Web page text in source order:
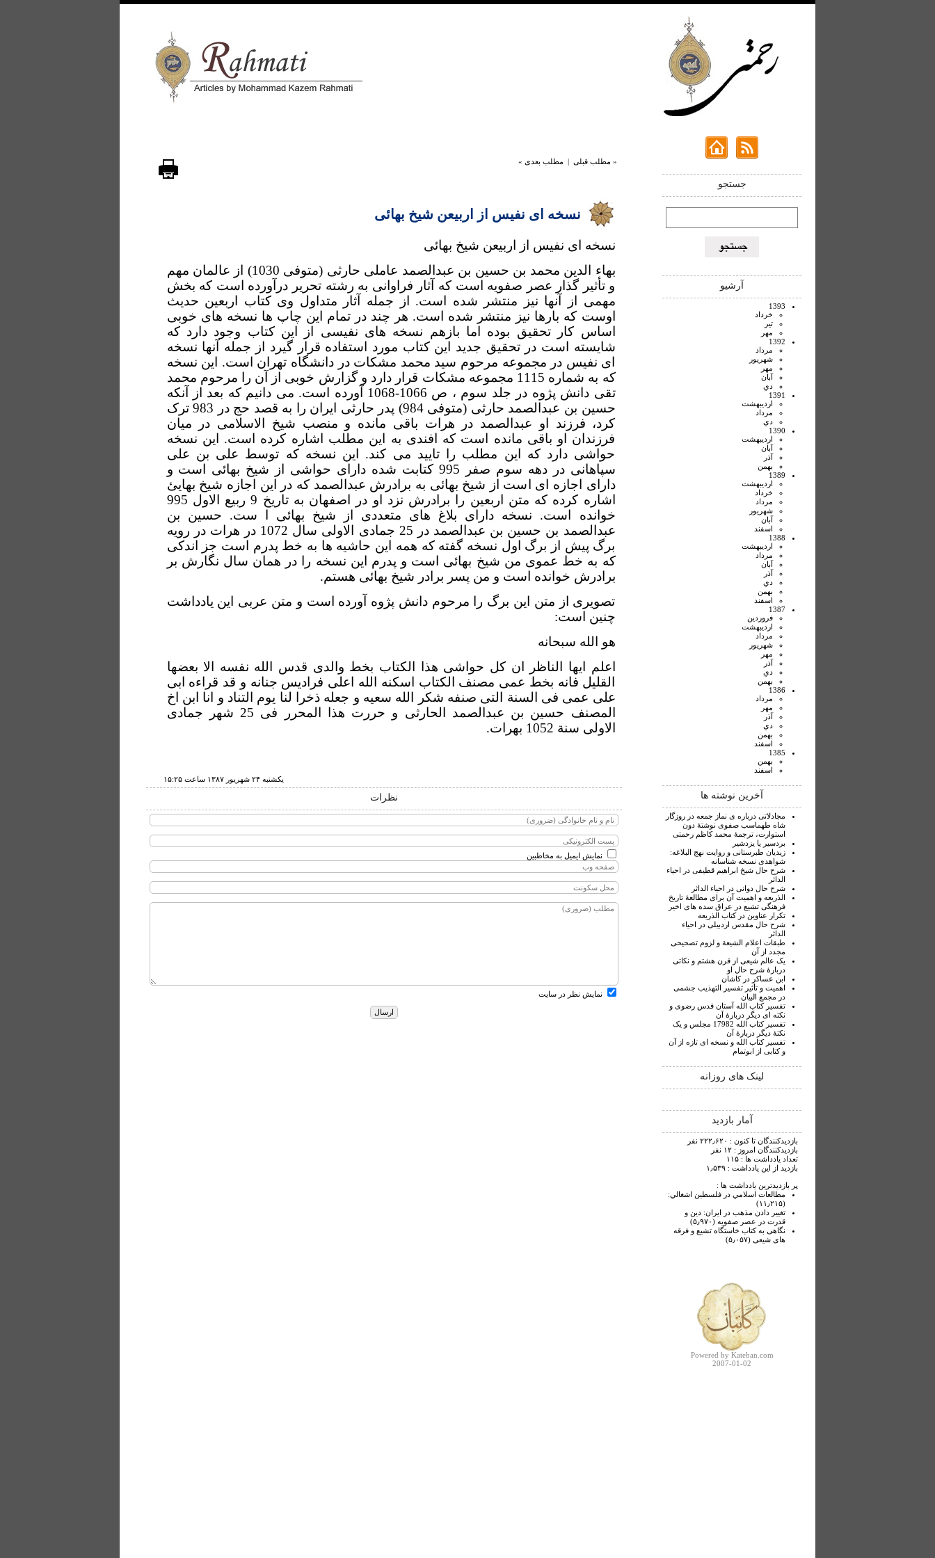
جستجو
آرشیو
1393
خرداد
تير
مهر
1392
مرداد
شهريور
مهر
آبان
دي
1391
ارديبهشت
مرداد
دي
1390
ارديبهشت
آبان
آذر
بهمن
1389
ارديبهشت
خرداد
مرداد
شهريور
آبان
اسفند
1388
ارديبهشت
مرداد
آبان
آذر
دي
بهمن
اسفند
1387
فروردين
ارديبهشت
مرداد
شهريور
مهر
آذر
دي
بهمن
1386
مرداد
مهر
آذر
دي
بهمن
اسفند
1385
بهمن
اسفند
آخرین نوشته ها
مجادلاتی درباره ی نماز جمعه در روزگار
شاه طهماسب صفوی نوشتۀ دون
استوارت، ترجمۀ محمد کاظم رحمتی
بردسیر یا یزدشیر
زیدیان طبرستانی و روایت نهج البلاغه:
شواهدی نسخه شناسانه
شرح حال شیخ ابراهیم قطیفی در احیاء
الداثر
شرح حال دوانی در احیاء الداثر
الذریعه و اهمیت آن برای مطالعۀ تاریخ
فرهنگی تشیع در عراق سده های اخیر
تکرار عناوین در کتاب الذریعه
شرح حال مقدس اردبیلی در احیاء
الداثر
طبقات اعلام الشیعة و لزوم تصحیحی
مجدد از آن
یک عالم شیعی از قرن هشتم و نکاتی
دربارۀ شرح حال او
ابن عساکر در کاشان
اهمیت و تأثیر تفسیر التهذیب جشمی
در مجمع البیان
تفسیر کتاب الله آستان قدس رضوی و
نکته ای دیگر دربارۀ آن
تفسیر کتاب الله 17982 مجلس و یک
نکتۀ دیگر دربارۀ آن
تفسیر کتاب الله و نسخه ای تازه از آن
و کتابی از ابوتمام
لینک های روزانه
آمار بازدید
بازدیدکنندگان تا کنون : ۲۲۲٫۶۲۰ نفر
بازدیدکنندگان امروز : ۱۲ نفر
تعداد یادداشت ها : ۱۱۵
بازدید از این یادداشت : ۱٫۵۳۹
پر بازدیدترین یادداشت ها :
مطالعات اسلامي در فلسطين اشغالي:
(۱۱٫۲۱۵)
تغيير دادن مذهب در ايران: دين و
قدرت در عصر صفويه (۵٫۹۷۰)
نگاهی به کتاب خاستگاه تشیع و فرقه
های شیعی (۵٫۰۵۷)
Powered by Kateban.com
2007-01-02
« مطلب قبلی | مطلب بعدی »
نسخه ای نفیس از اربیعن شیخ بهائی
نسخه ای نفیس از اربیعن شیخ بهائی
بهاء الدین محمد بن حسین بن عبدالصمد عاملی حارثی (متوفی 1030) از عالمان مهم
و تأثیر گذار عصر صفویه است که آثار فراوانی به رشته تحریر درآورده است که بخش
مهمی از آنها نیز منتشر شده است. از جمله آثار متداول وی کتاب اربعین حدیث
اوست که بارها نیز منتشر شده است. هر چند در تمام این چاپ ها نسخه های خوبی
اساس کار تحقیق بوده اما بازهم نسخه های نفیسی از این کتاب وجود دارد که
شایسته است در تحقیق جدید این کتاب مورد استفاده قرار گیرد از جمله آنها نسخه
ای نفیس در مجموعه مرحوم سید محمد مشکات در دانشگاه تهران است. این نسخه
که به شماره 1115 مجموعه مشکات قرار دارد و گزارش خوبی از آن را مرحوم محمد
تقی دانش پژوه در جلد سوم ، ص 1066-1068 آورده است. می دانیم که بعد از آنکه
حسین بن عبدالصمد حارثی (متوفی 984) پدر حارثی ایران را به قصد حج در 983 ترک
کرد، فرزند او عبدالصمد در هرات باقی مانده و منصب شیخ الاسلامی در میان
فرزندان او باقی مانده است که افندی به این مطلب اشاره کرده است. این نسخه
حواشی دارد که این مطلب را تایید می کند. این نسخه که توسط علی بن علی
سپاهانی در دهه سوم صفر 995 کتابت شده دارای حواشی از شیخ بهائی است و
دارای اجازه ای است از شیخ بهائی به برادرش عبدالصمد که در این اجازه شیخ بهایئ
اشاره کرده که متن اربعین را برادرش نزد او در اصفهان به تاریخ 9 ربیع الاول 995
خوانده است. نسخه دارای بلاغ های متعددی از شیخ بهائی ا ست. حسین بن
عبدالصمد بن حسین بن عبدالصمد در 25 جمادی الاولی سال 1072 در هرات در رویه
برگ پیش از برگ اول نسخه گفته که همه این حاشیه ها به خط پدرم است جز اندکی
که به خط عموی من شیخ بهائی است و پدرم این نسخه را در همان سال نگارش بر
برادرش خوانده است و من پسر برادر شیخ بهائی هستم.
تصویری از متن این برگ را مرحوم دانش پژوه آورده است و متن عربی این یادداشت
چنین است:
هو الله سبحانه
اعلم ایها الناظر ان کل حواشی هذا الکتاب بخط والدی قدس الله نفسه الا بعضها
القلیل فانه بخط عمی مصنف الکتاب اسکنه الله اعلی فرادیس جنانه و قد قراءه ابی
علی عمی فی السنة التی صنفه شکر الله سعیه و جعله ذخرا لنا یوم التناد و انا ابن اخ
المصنف حسین بن عبدالصمد الحارثی و حررت هذا المحرر فی 25 شهر جمادی
الاولی سنة 1052 بهرات.
يكشنبه ۲۴ شهريور ۱۳۸۷ ساعت ۱۵:۲۵
نظرات
نمایش ایمیل به مخاطبین
نمایش نظر در سایت